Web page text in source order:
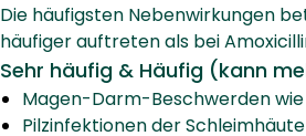
Die häufigsten Nebenwirkungen
häufiger auftreten als bei
Sehr häufig & Häufig (kann
Magen-Darm-Beschwerden
Pilzinfektionen der